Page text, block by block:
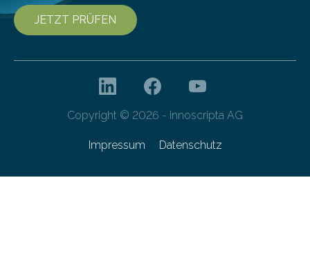
JETZT PRÜFEN
Copyright © 2026 - innoscripta AG
Impressum Datenschutz